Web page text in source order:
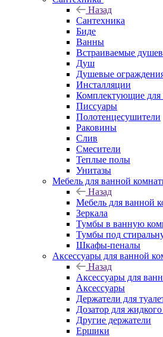
Назад
Сантехника
Биде
Ванны
Встраиваемые
Душ
Душевые
Инсталляции
Комплектующие для
Писсуары
Полотенцесушители
Раковины
Слив
Смесители
Теплые полы
Унитазы
Мебель для ванной
Назад
Мебель для ванной
Зеркала
Тумбы в ванную
Тумбы под
Шкафы-пеналы
Аксессуары для ванной
Назад
Аксессуары для
Аксессуары
Держатели для
Дозатор для
Другие держатели
Ершики